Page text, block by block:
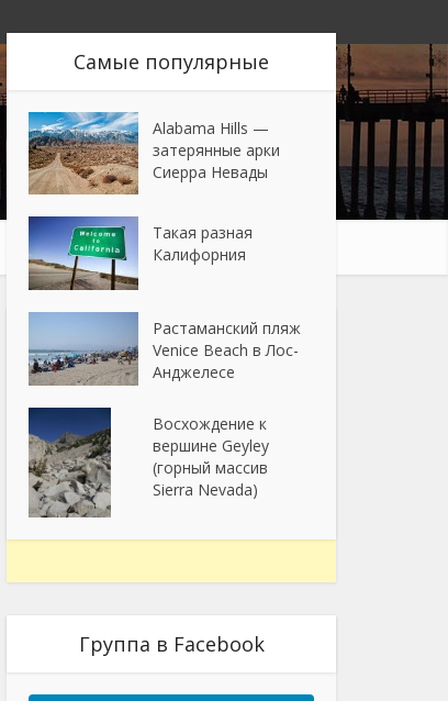
Путешествия
Группа в Facebook
Самые популярные
Alabama Hills —
затерянные арки
Сиерра Невады
Такая разная
Калифорния
Растаманский пляж
Venice Beach в Лос-
Анджелесе
Восхождение к
вершине Geyley
(горный массив
Sierra Nevada)